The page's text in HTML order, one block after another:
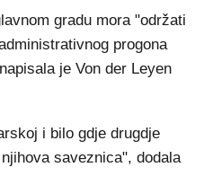
gradu mora "održati
progona
je Von der Leyen
i bilo gdje drugdje
saveznica", dodala